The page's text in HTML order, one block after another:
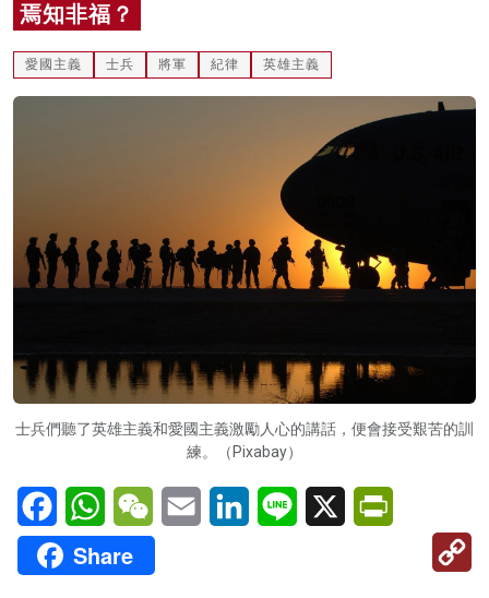
灼見活動
關於我們
焉知非福？
愛國主義 士兵 將軍 紀律 英雄主義
士兵們聽了英雄主義和愛國主義激勵人心的講話，便會接受艱苦的訓
練。（Pixabay）
FacebookWhatsAppWeChatEmail LinkedInLine X
Share